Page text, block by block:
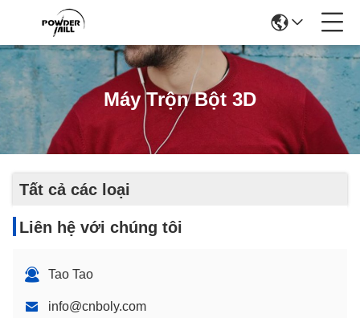
Máy Trộn Bột 3D
Tất cả các loại
Liên hệ với chúng tôi
Tao Tao
info@cnboly.com